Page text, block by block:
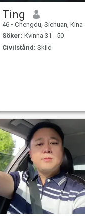
Ting
46 • Chengdu, Sichuan, Kina
Söker: Kvinna 31 - 50
Civilstånd: Skild